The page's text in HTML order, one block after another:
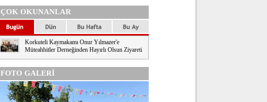
ÇOK OKUNANLAR
Korkuteli Kaymakamı Onur Yılmazer'e
Müteahhitler Derneğinden Hayırlı Olsun Ziyareti
FOTO GALERİ